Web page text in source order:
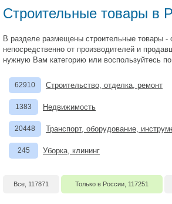
Строительные товары в
В разделе размещены строительные товары
непосредственно от производителей и
нужную Вам категорию или воспользуйтесь
62910 Строительство, отделка, ремонт
1383 Недвижимость
20448 Транспорт, оборудование,
245 Уборка, клининг
Все, 117871 Только в России, 117251